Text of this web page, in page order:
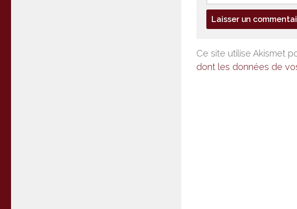
Ce site utilise Akismet
dont les données de